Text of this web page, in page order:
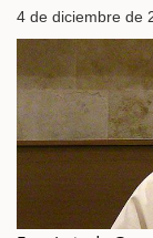
4 de diciembre de